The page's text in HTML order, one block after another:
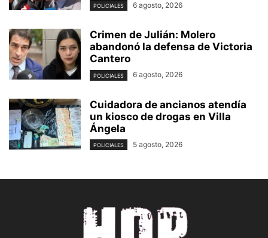
POLICIALES 6 agosto, 2026
Crimen de Julián: Molero
abandonó la defensa de Victoria
Cantero
POLICIALES 6 agosto, 2026
Cuidadora de ancianos atendía
un kiosco de drogas en Villa
Ángela
POLICIALES 5 agosto, 2026